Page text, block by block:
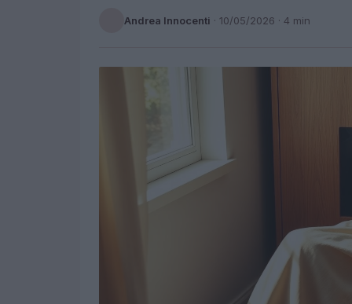
Andrea Innocenti · 10/05/2026 · 4 min